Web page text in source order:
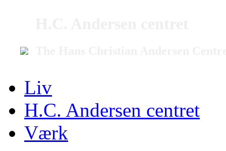
Liv
H.C. Andersen centret
Værk